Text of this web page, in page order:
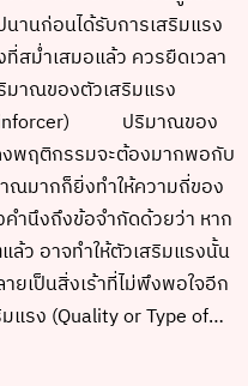
านก่อนได้รับการเสริมแรง
สม่ำเสมอแล้ว ควรยืดเวลา
มาณของตัวเสริมแรง
ปริมาณของ
งพฤติกรรมจะต้องมากพอกับ
ณมากก็ยิ่งทำให้ความถี่ของ
ำนึงถึงข้อจำกัดด้วยว่า หาก
ว อาจทำให้ตัวเสริมแรงนั้น
เป็นสิ่งเร้าที่ไม่พึงพอใจอีก
รง (Quality or Type of…